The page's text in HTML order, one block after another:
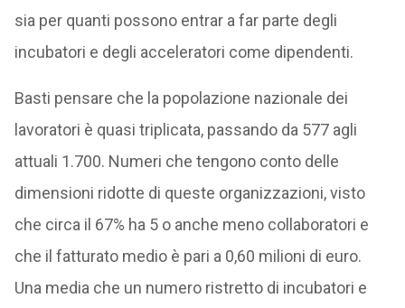
sia per quanti possono entrar a far parte degli
incubatori e degli acceleratori come dipendenti.
Basti pensare che la popolazione nazionale dei
lavoratori è quasi triplicata, passando da 577 agli
attuali 1.700. Numeri che tengono conto delle
dimensioni ridotte di queste organizzazioni, visto
che circa il 67% ha 5 o anche meno collaboratori e
che il fatturato medio è pari a 0,60 milioni di euro.
Una media che un numero ristretto di incubatori e